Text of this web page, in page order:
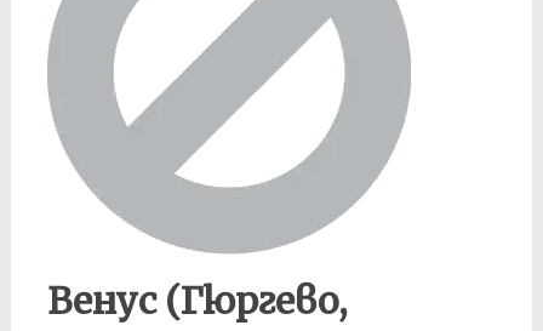
Венус (Гюргево,